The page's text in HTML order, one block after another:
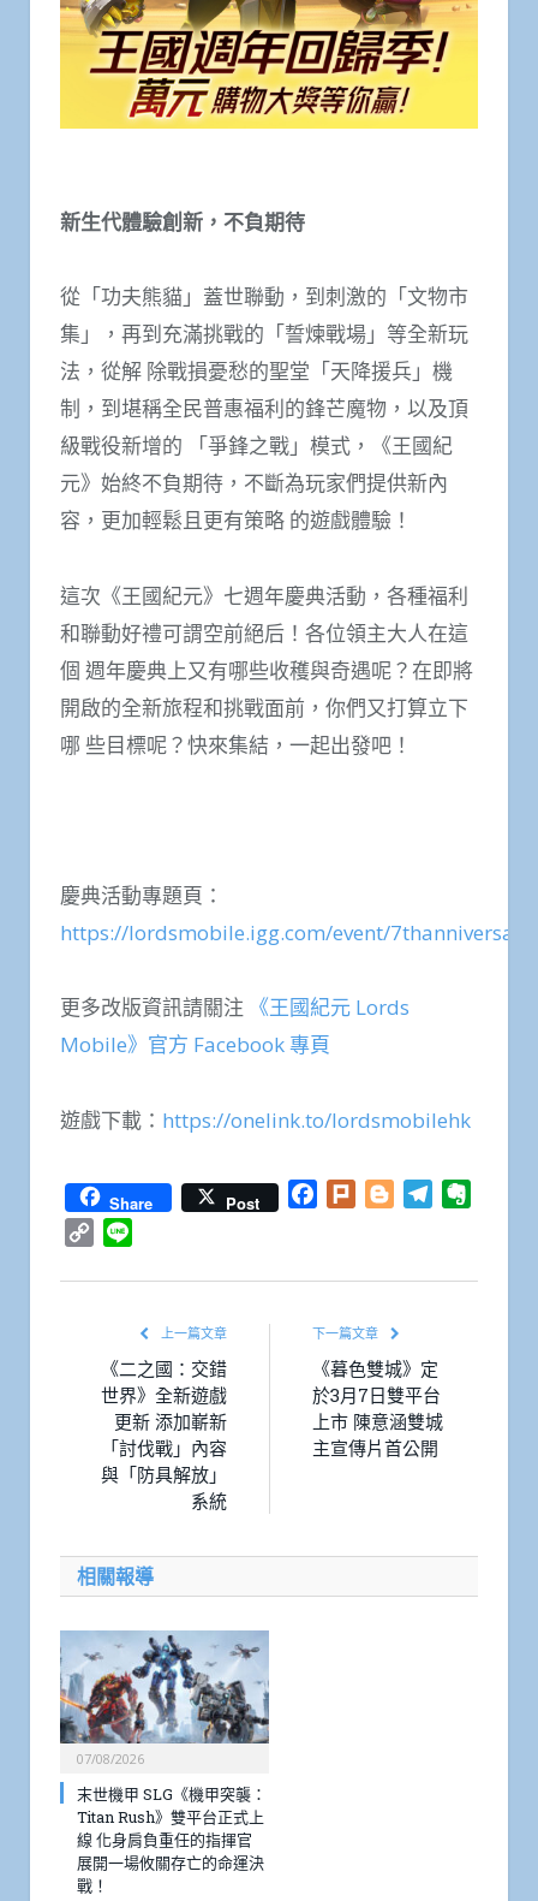
新生代體驗創新，不負期待
從「功夫熊貓」蓋世聯動，到刺激的「文物市
集」，再到充滿挑戰的「誓煉戰場」等全新玩
法，從解 除戰損憂愁的聖堂「天降援兵」機
制，到堪稱全民普惠福利的鋒芒魔物，以及頂
級戰役新增的 「爭鋒之戰」模式，《王國紀
元》始終不負期待，不斷為玩家們提供新內
容，更加輕鬆且更有策略 的遊戲體驗！
這次《王國紀元》七週年慶典活動，各種福利
和聯動好禮可謂空前絕后！各位領主大人在這
個 週年慶典上又有哪些收穫與奇遇呢？在即將
開啟的全新旅程和挑戰面前，你們又打算立下
哪 些目標呢？快來集結，一起出發吧！
慶典活動專題頁：
https://lordsmobile.igg.com/event/
更多改版資訊請關注
《王國紀元 Lords
Mobile》官方 Facebook 專頁
遊戲下載： https://onelink.to/lordsmobilehk
Share Post Facebook
Plurk BloggerTelegram
Copy
上一篇文章
《二之國：交錯
世界》全新遊戲
更新 添加嶄新
「討伐戰」內容
與「防具解放」
系統
下一篇文章
《暮色雙城》定
於3月7日雙平台
上市 陳意涵雙城
主宣傳片首公開
相關報導
07/08/2026
末世機甲 SLG《機甲突襲：
Titan Rush》雙平台正式上
線 化身肩負重任的指揮官
展開一場攸關存亡的命運決
戰！